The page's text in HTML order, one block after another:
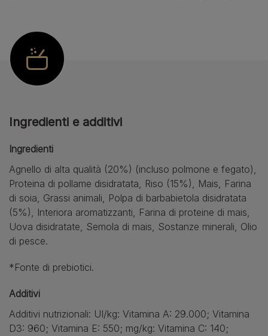
Ingredienti e additivi
Ingredienti
Agnello di alta qualità (20%) (incluso polmone e fegato),
Proteina di pollame disidratata, Riso (15%), Mais, Farina
di soia, Grassi animali, Polpa di barbabietola disidratata
(5%), Interiora aromatizzanti, Farina di proteine di mais,
Uova disidratate, Semola di mais, Sostanze minerali, Olio
di pesce.
*Fonte di prebiotici.
Additivi
Additivi nutrizionali: UI/kg: Vitamina A: 29.000; Vitamina
D3: 960; Vitamina E: 550; mg/kg: Vitamina C: 140;